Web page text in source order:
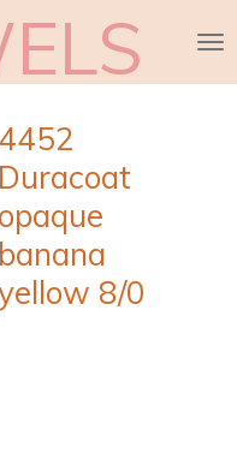
4452
Duracoat
opaque
banana
8/0